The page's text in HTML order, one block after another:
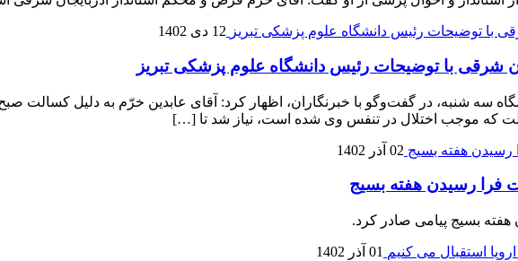
12 دی 1402
شرقی با توضیحات رئیس دانشگاه علوم پزشکی تبریز
سه شنبه، در گفت‌وگو با خبرنگاران، اظهار کرد: آقای عابدین خرّم به دلیل
که موجب اختلال در تنفس وی شده است، نیاز شد تا […]
02 آذر 1402
فرا رسیدن هفته بسیج
هفته بسیج پیامی صادر کرد.
01 آذر 1402